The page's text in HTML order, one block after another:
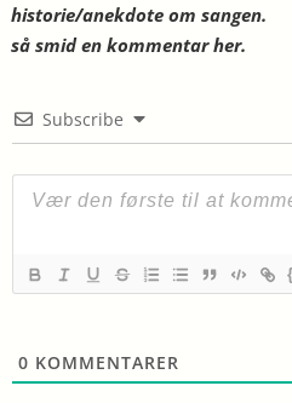
historie/anekdote om sangen.
så smid en kommentar her.
Subscribe
0 KOMMENTARER